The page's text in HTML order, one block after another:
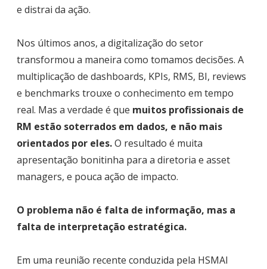
e distrai da ação.
Nos últimos anos, a digitalização do setor
transformou a maneira como tomamos decisões. A
multiplicação de dashboards, KPIs, RMS, BI, reviews
e benchmarks trouxe o conhecimento em tempo
real. Mas a verdade é que muitos profissionais de
RM estão soterrados em dados, e não mais
orientados por eles.O resultado é muita
apresentação bonitinha para a diretoria e asset
managers, e pouca ação de impacto.
O problema não é falta de informação, mas a
falta de interpretação estratégica.
Em uma reunião recente conduzida pela HSMAI